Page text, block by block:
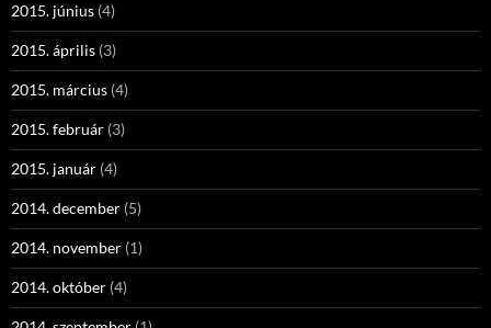
2015. június (4)
2015. április (3)
2015. március (4)
2015. február (3)
2015. január (4)
2014. december (5)
2014. november (1)
2014. október (4)